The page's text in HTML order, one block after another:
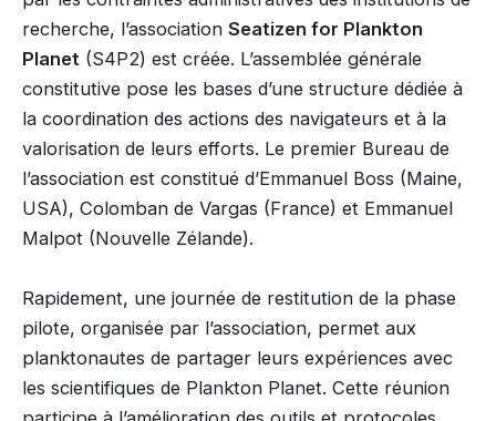
recherche, l’association Seatizen for Plankton
Planet (S4P2) est créée. L’assemblée générale
constitutive pose les bases d’une structure dédiée à
la coordination des actions des navigateurs et à la
valorisation de leurs efforts. Le premier Bureau de
l’association est constitué d’Emmanuel Boss (Maine,
USA), Colomban de Vargas (France) et Emmanuel
Malpot (Nouvelle Zélande).
Rapidement, une journée de restitution de la phase
pilote, organisée par l’association, permet aux
planktonautes de partager leurs expériences avec
les scientifiques de Plankton Planet. Cette réunion